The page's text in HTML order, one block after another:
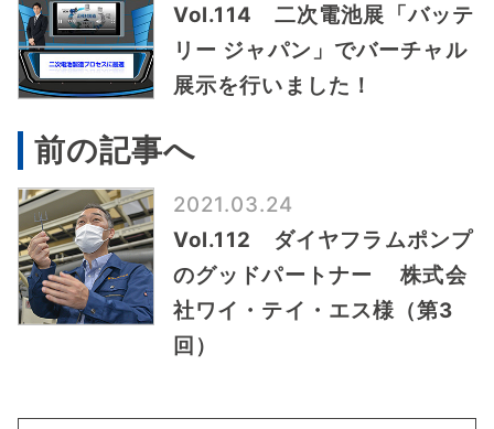
Vol.114 二次電池展「バッテ
リー ジャパン」でバーチャル
展示を行いました！
前の記事へ
2021.03.24
Vol.112 ダイヤフラムポンプ
のグッドパートナー 株式会
社ワイ・テイ・エス様（第3
回）